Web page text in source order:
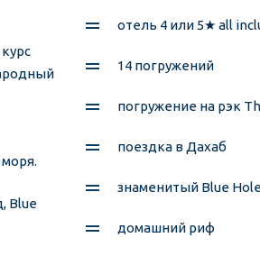
Blue
отель 4 или 5★ all
14 погружений
погружение на рэк
поездка в Дахаб
знаменитый Blue
домашний риф